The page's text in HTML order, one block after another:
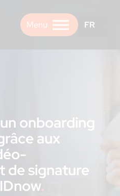
FR
onboarding
aux
de signature